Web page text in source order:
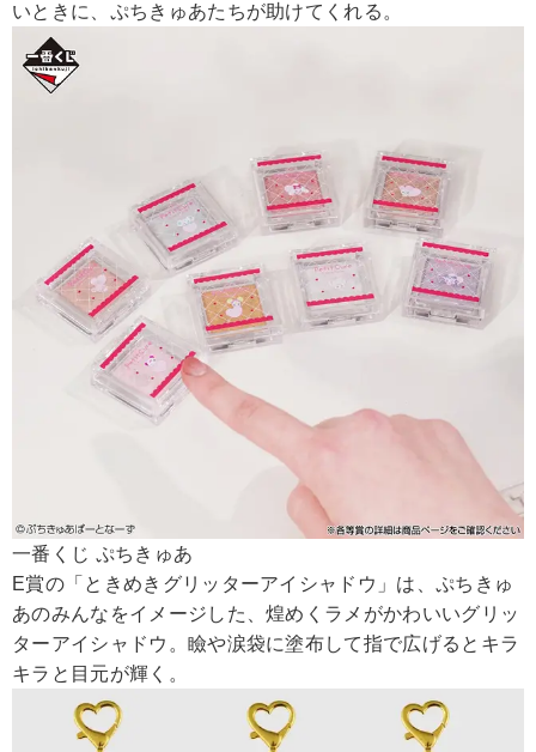
いときに、ぷちきゅあたちが助けてくれる。
一番くじ ぷちきゅあ
E賞の「ときめきグリッターアイシャドウ」は、ぷちきゅ
あのみんなをイメージした、煌めくラメがかわいいグリッ
ターアイシャドウ。瞼や涙袋に塗布して指で広げるとキラ
キラと目元が輝く。